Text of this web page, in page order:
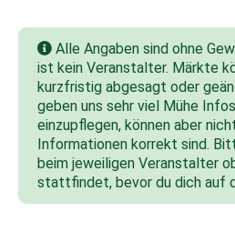
Alle Angaben sind ohne
ist kein Veranstalter. Märkte
kurzfristig abgesagt oder
geben uns sehr viel Mühe
einzupflegen, können aber
Informationen korrekt sind.
beim jeweiligen Veranstalter
stattfindet, bevor du dich auf